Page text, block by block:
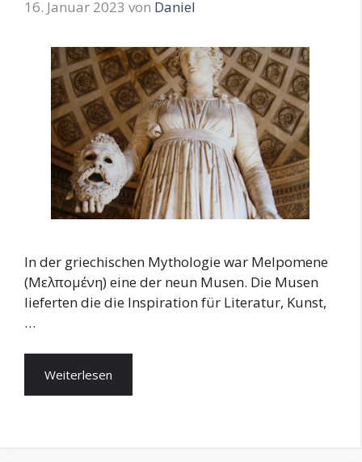
16. Januar 2023 von Daniel
In der griechischen Mythologie war Melpomene
(Μελπομένη) eine der neun Musen. Die Musen
lieferten die die Inspiration für Literatur, Kunst,
…
Weiterlesen